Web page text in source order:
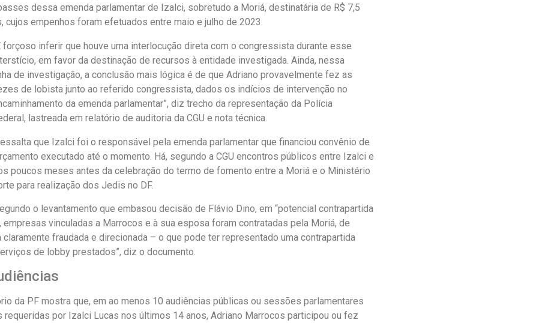
dessa emenda parlamentar de Izalci, sobretudo a Moriá, destinatária de R$ 7,5
cujos empenhos foram efetuados entre maio e julho de 2023.
forçoso inferir que houve uma interlocução direta com o congressista durante esse
em favor da destinação de recursos à entidade investigada. Ainda, nessa
de investigação, a conclusão mais lógica é de que Adriano provavelmente fez as
de lobista junto ao referido congressista, dados os indícios de intervenção no
da emenda parlamentar”, diz trecho da representação da Polícia
lastreada em relatório de auditoria da CGU e nota técnica.
que Izalci foi o responsável pela emenda parlamentar que financiou convênio de
executado até o momento. Há, segundo a CGU encontros públicos entre Izalci e
poucos meses antes da celebração do termo de fomento entre a Moriá e o Ministério
para realização dos Jedis no DF.
o levantamento que embasou decisão de Flávio Dino, em “potencial contrapartida
empresas vinculadas a Marrocos e à sua esposa foram contratadas pela Moriá, de
claramente fraudada e direcionada – o que pode ter representado uma contrapartida
de lobby prestados”, diz o documento.
da PF mostra que, em ao menos 10 audiências públicas ou sessões parlamentares
requeridas por Izalci Lucas nos últimos 14 anos, Adriano Marrocos participou ou fez